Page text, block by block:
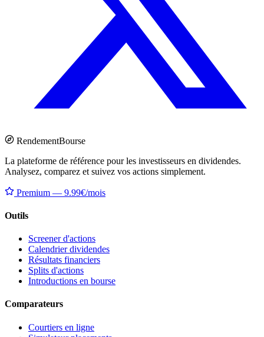
RendementBourse
La plateforme de référence pour les investisseurs en dividendes.
Analysez, comparez et suivez vos actions simplement.
Premium — 9.99€/mois
Outils
Screener d'actions
Calendrier dividendes
Résultats financiers
Splits d'actions
Introductions en bourse
Comparateurs
Courtiers en ligne